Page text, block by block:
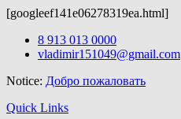
[googleef141e06278319ea.html]
Skip
8 913 013 0000
vladimir151049@gmail.com
Notice: Добро пожаловать
Quick Links